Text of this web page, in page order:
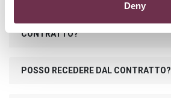
Deny
CONTRATTO?
POSSO RECEDERE DAL CONTRATTO?